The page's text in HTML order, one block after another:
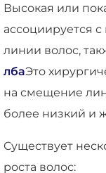
Высокая или
ассоциируется
линии волос,
лбаЭто
на смещение
более низкий и
Существует
роста волос: